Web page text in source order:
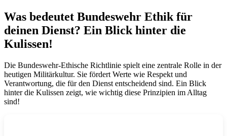
Was bedeutet Bundeswehr Ethik für
deinen Dienst? Ein Blick hinter die
Kulissen!
Die Bundeswehr-Ethische Richtlinie spielt eine zentrale Rolle in der
heutigen Militärkultur. Sie fördert Werte wie Respekt und
Verantwortung, die für den Dienst entscheidend sind. Ein Blick
hinter die Kulissen zeigt, wie wichtig diese Prinzipien im Alltag
sind!